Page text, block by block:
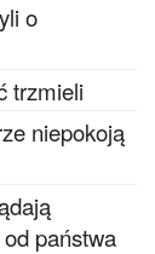
o
trzmieli
niepokoją
państwa